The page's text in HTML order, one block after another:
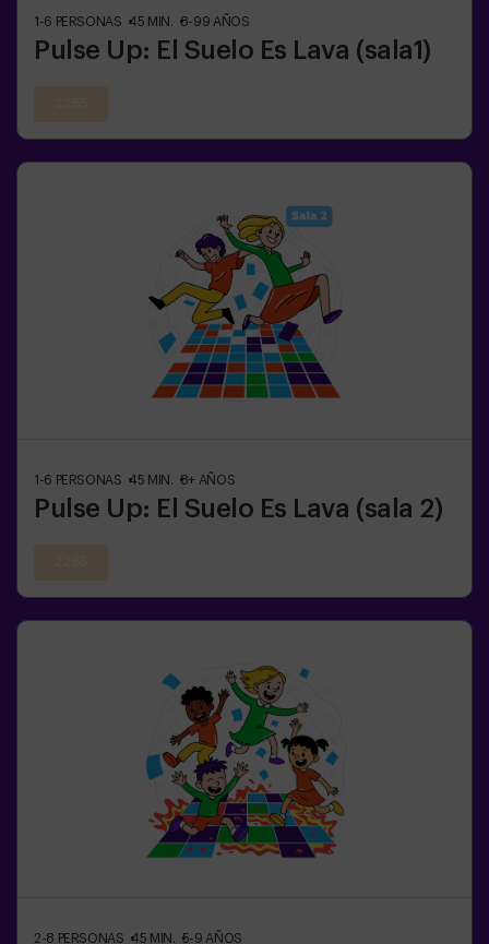
1-6 PERSONAS 45 MIN. 8-99 AÑOS
Pulse Up: El Suelo Es Lava (sala1)
1-6 PERSONAS 45 MIN. 8+ AÑOS
Pulse Up: El Suelo Es Lava (sala 2)
2-8 PERSONAS 45 MIN. 5-9 AÑOS